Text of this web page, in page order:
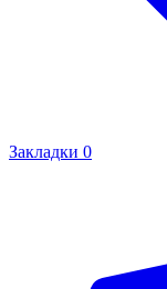
Закладки 0